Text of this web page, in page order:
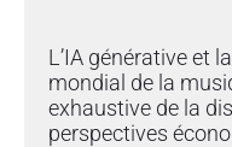
L’IA générative et
mondial de la
exhaustive de la
perspectives